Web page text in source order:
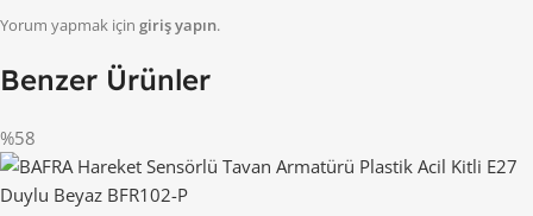
Yorum yapmak için giriş yapın.
Benzer Ürünler
%58